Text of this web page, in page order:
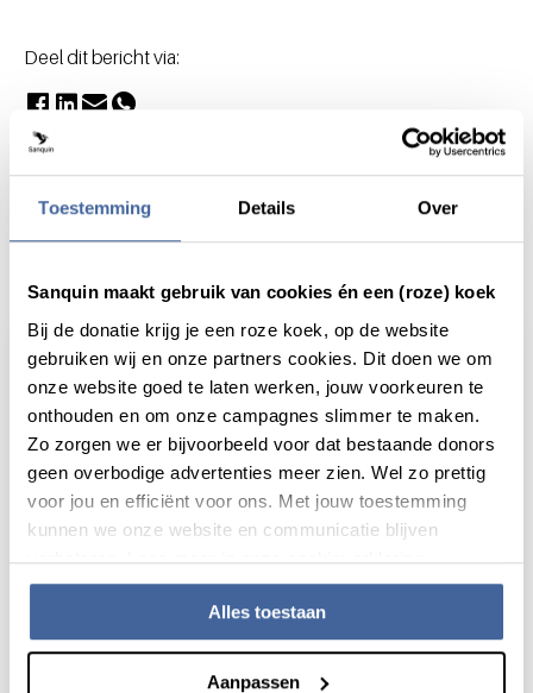
Toestemming Details Over
Sanquin maakt gebruik van cookies én een (roze) koek
Bij de donatie krijg je een roze koek, op de website
gebruiken wij en onze partners cookies. Dit doen we om
onze website goed te laten werken, jouw voorkeuren te
onthouden en om onze campagnes slimmer te maken.
Zo zorgen we er bijvoorbeeld voor dat bestaande donors
geen overbodige advertenties meer zien. Wel zo prettig
voor jou en efficiënt voor ons. Met jouw toestemming
kunnen we onze website en communicatie blijven
verbeteren. Lees meer in onze cookieverklaring.
Alles toestaan
Aanpassen
Deel dit bericht via:
Nieuws 5 mei 2020